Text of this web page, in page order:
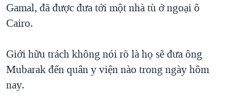
Gamal, đã được đưa tới một nhà tù ở ngoại ô
Cairo.
Giới hữu trách không nói rõ là họ sẽ đưa ông
Mubarak đến quân y viện nào trong ngày hôm
nay.